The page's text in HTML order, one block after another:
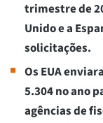
trimestre de
Unido e a
solicitações.
Os EUA
5.304 no ano
agências de